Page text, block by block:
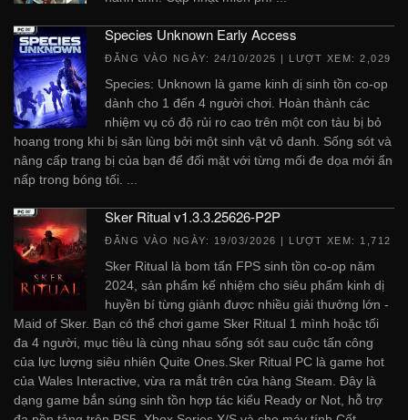
Species Unknown Early Access
ĐĂNG VÀO NGÀY: 24/10/2025 | LƯỢT XEM: 2,029
Species: Unknown là game kinh dị sinh tồn co-op
dành cho 1 đến 4 người chơi. Hoàn thành các
nhiệm vụ có độ rủi ro cao trên một con tàu bị bỏ
hoang trong khi bị săn lùng bởi một sinh vật vô danh. Sống sót và
nâng cấp trang bị của bạn để đối mặt với từng mối đe dọa mới ẩn
nấp trong bóng tối. ...
Sker Ritual v1.3.3.25626-P2P
ĐĂNG VÀO NGÀY: 19/03/2026 | LƯỢT XEM: 1,712
Sker Ritual là bom tấn FPS sinh tồn co-op năm
2024, sản phẩm kế nhiệm cho siêu phẩm kinh dị
huyền bí từng giành được nhiều giải thưởng lớn -
Maid of Sker. Bạn có thể chơi game Sker Ritual 1 mình hoặc tối
đa 4 người, mục tiêu là cùng nhau sống sót sau cuộc tấn công
của lực lượng siêu nhiên Quite Ones.Sker Ritual PC là game hot
của Wales Interactive, vừa ra mắt trên cửa hàng Steam. Đây là
dạng game bắn súng sinh tồn hợp tác kiểu Ready or Not, hỗ trợ